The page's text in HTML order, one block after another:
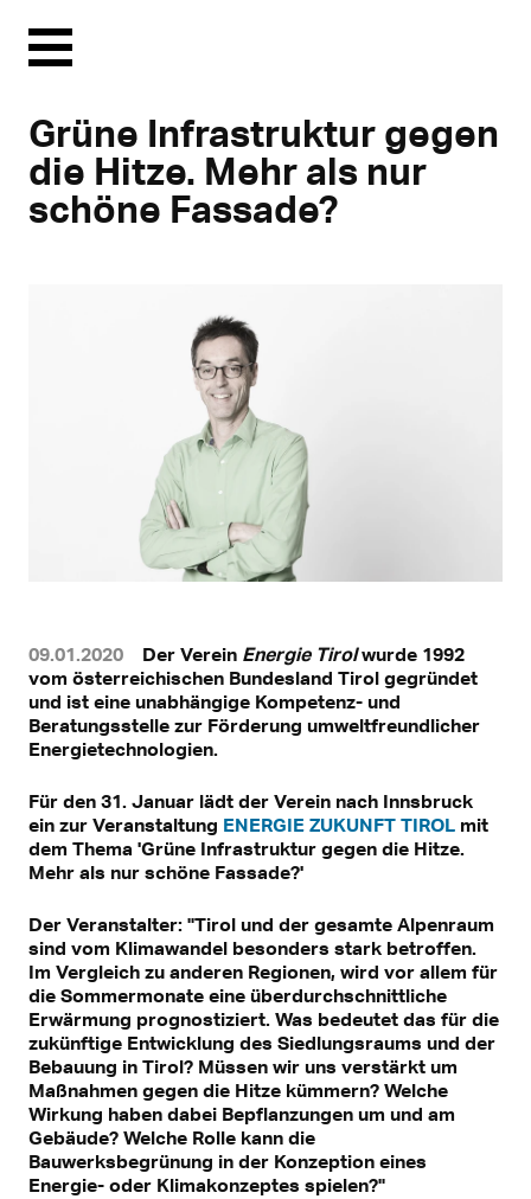
Menu
Grüne Infrastruktur gegen
die Hitze. Mehr als nur
schöne Fassade?
09.01.2020 Der Verein Energie Tirolwurde 1992
vom österreichischen Bundesland Tirol gegründet
und ist eine unabhängige Kompetenz- und
Beratungsstelle zur Förderung umweltfreundlicher
Energietechnologien.
Für den 31. Januar lädt der Verein nach Innsbruck
ein zur Veranstaltung ENERGIE ZUKUNFT TIROL mit
dem Thema 'Grüne Infrastruktur gegen die Hitze.
Mehr als nur schöne Fassade?'
Der Veranstalter: "Tirol und der gesamte Alpenraum
sind vom Klimawandel besonders stark betroffen.
Im Vergleich zu anderen Regionen, wird vor allem für
die Sommermonate eine überdurchschnittliche
Erwärmung prognostiziert. Was bedeutet das für die
zukünftige Entwicklung des Siedlungsraums und der
Bebauung in Tirol? Müssen wir uns verstärkt um
Maßnahmen gegen die Hitze kümmern? Welche
Wirkung haben dabei Bepflanzungen um und am
Gebäude? Welche Rolle kann die
Bauwerksbegrünung in der Konzeption eines
Energie- oder Klimakonzeptes spielen?"